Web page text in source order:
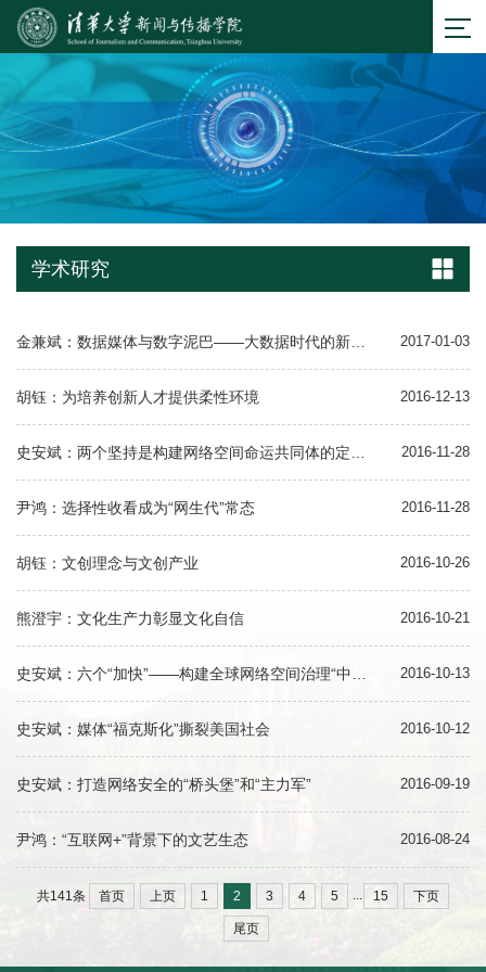
学术研究
2017-01-03
胡钰：为培养创新人才提供柔性环境 2016-12-13
2016-11-28
尹鸿：选择性收看成为“网生代”常态 2016-11-28
胡钰：文创理念与文创产业 2016-10-26
熊澄宇：文化生产力彰显文化自信 2016-10-21
2016-10-13
史安斌：媒体“福克斯化”撕裂美国社会 2016-10-12
史安斌：打造网络安全的“桥头堡”和“主力军” 2016-09-19
尹鸿：“互联网+”背景下的文艺生态 2016-08-24
共141条 首页 上页 1 2 3 4 5 15 下页
尾页